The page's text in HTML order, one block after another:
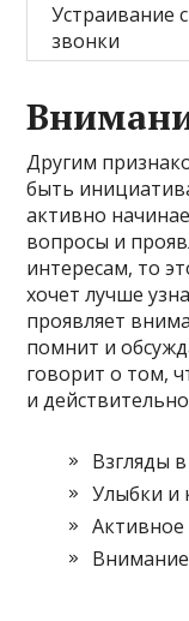
Устраивание
звонки
Другим
быть
активно
вопросы и
интересам, то
хочет лучше
проявляет
помнит и
говорит о том,
и
Взгляды
Улыбки и